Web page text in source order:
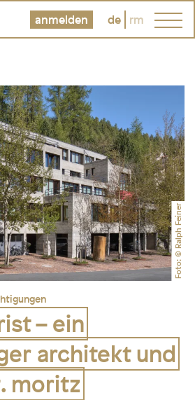
anmelden de rm
Foto: © Ralph Feiner
– ein
architekt und
moritz